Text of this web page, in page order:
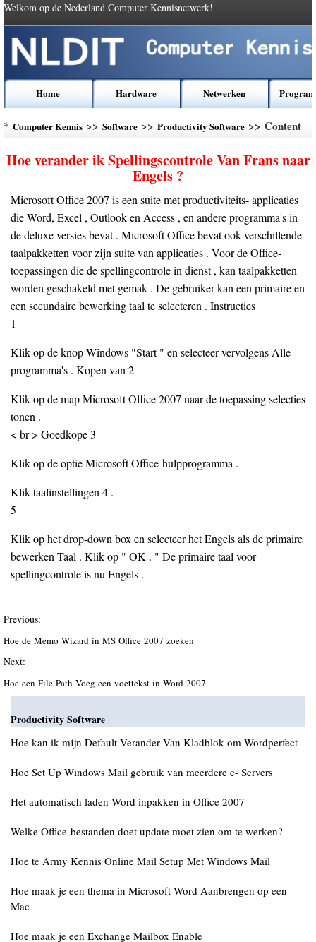
Welkom op de Nederland Computer Kennisnetwerk!
Home Hardware Netwerken
* Computer Kennis >> Software >> Productivity Software >> Content
Hoe verander ik Spellingscontrole Van Frans naar
Engels ?
Microsoft Office 2007 is een suite met productiviteits- applicaties
die Word, Excel , Outlook en Access , en andere programma's in
de deluxe versies bevat . Microsoft Office bevat ook verschillende
taalpakketten voor zijn suite van applicaties . Voor de Office-
toepassingen die de spellingcontrole in dienst , kan taalpakketten
worden geschakeld met gemak . De gebruiker kan een primaire en
een secundaire bewerking taal te selecteren . Instructies
1
Klik op de knop Windows "Start " en selecteer vervolgens Alle
programma's . Kopen van 2
Klik op de map Microsoft Office 2007 naar de toepassing selecties
tonen .
< br > Goedkope 3
Klik op de optie Microsoft Office-hulpprogramma .
Klik taalinstellingen 4 .
5
Klik op het drop-down box en selecteer het Engels als de primaire
bewerken Taal . Klik op " OK . " De primaire taal voor
spellingcontrole is nu Engels .
Previous:
Hoe de Memo Wizard in MS Office 2007 zoeken
Next:
Hoe een File Path Voeg een voettekst in Word 2007
Productivity Software
Hoe kan ik mijn Default Verander Van Kladblok om Wordperfect
Hoe Set Up Windows Mail gebruik van meerdere e- Servers
Het automatisch laden Word inpakken in Office 2007
Welke Office-bestanden doet update moet zien om te werken?
Hoe te Army Kennis Online Mail Setup Met Windows Mail
Hoe maak je een thema in Microsoft Word Aanbrengen op een
Mac
Hoe maak je een Exchange Mailbox Enable